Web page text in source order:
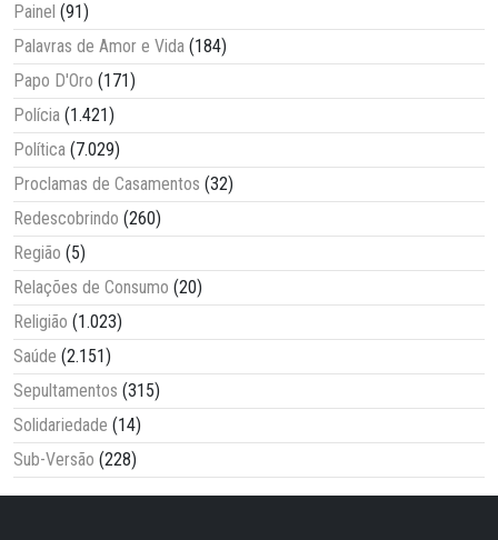
Painel (91)
Palavras de Amor e Vida (184)
Papo D'Oro (171)
Polícia (1.421)
Política (7.029)
Proclamas de Casamentos (32)
Redescobrindo (260)
Região (5)
Relações de Consumo (20)
Religião (1.023)
Saúde (2.151)
Sepultamentos (315)
Solidariedade (14)
Sub-Versão (228)